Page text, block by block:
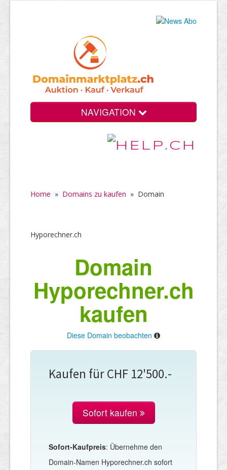
NAVIGATION
Home » Domains zu kaufen » Domain
Hyporechner.ch
Domain
Hyporechner.ch
kaufen
Diese Domain beobachten
Kaufen für CHF 12'500.-
Sofort kaufen
Sofort-Kaufpreis: Übernehme den
Domain-Namen Hyporechner.ch sofort